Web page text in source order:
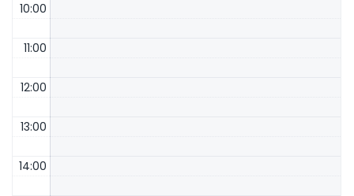
10:00
11:00
12:00
13:00
14:00